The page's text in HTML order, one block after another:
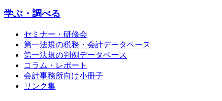
学ぶ・調べる
セミナー・研修会
第一法規の税務・会計データベース
第一法規の判例データベース
コラム・レポート
会計事務所向け小冊子
リンク集